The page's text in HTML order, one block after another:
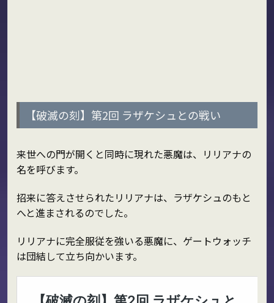
【破滅の刻】第2回 ラザケシュとの戦い
来世への門が開くと同時に現れた悪魔は、リリアナの
名を呼びます。
招来に答えさせられたリリアナは、ラザケシュのもと
へと進まされるのでした。
リリアナに完全服従を強いる悪魔に、ゲートウォッチ
は団結して立ち向かいます。